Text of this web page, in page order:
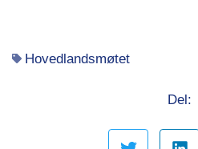
Hovedlandsmøtet
Del: